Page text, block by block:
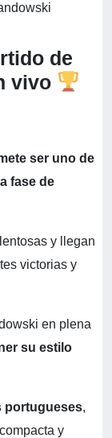
de
vivo
ser uno de
fase de
y llegan
victorias y
en plena
su estilo
portugueses,
y